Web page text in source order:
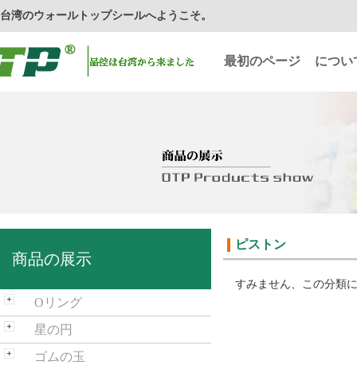
台湾のウォールトップシールへようこそ。
最初のページ につい
商品の展示
Oリング
星の円
ゴムの玉
ピストン
すみません、この分類